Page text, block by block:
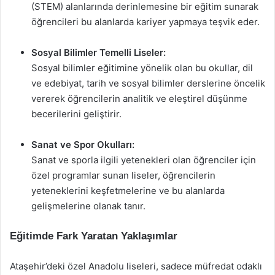
(STEM) alanlarında derinlemesine bir eğitim sunarak
öğrencileri bu alanlarda kariyer yapmaya teşvik eder.
Sosyal Bilimler Temelli Liseler:
Sosyal bilimler eğitimine yönelik olan bu okullar, dil
ve edebiyat, tarih ve sosyal bilimler derslerine öncelik
vererek öğrencilerin analitik ve eleştirel düşünme
becerilerini geliştirir.
Sanat ve Spor Okulları:
Sanat ve sporla ilgili yetenekleri olan öğrenciler için
özel programlar sunan liseler, öğrencilerin
yeteneklerini keşfetmelerine ve bu alanlarda
gelişmelerine olanak tanır.
Eğitimde Fark Yaratan Yaklaşımlar
Ataşehir’deki özel Anadolu liseleri, sadece müfredat odaklı